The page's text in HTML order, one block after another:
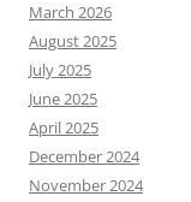
March 2026
August 2025
July 2025
June 2025
April 2025
December 2024
November 2024